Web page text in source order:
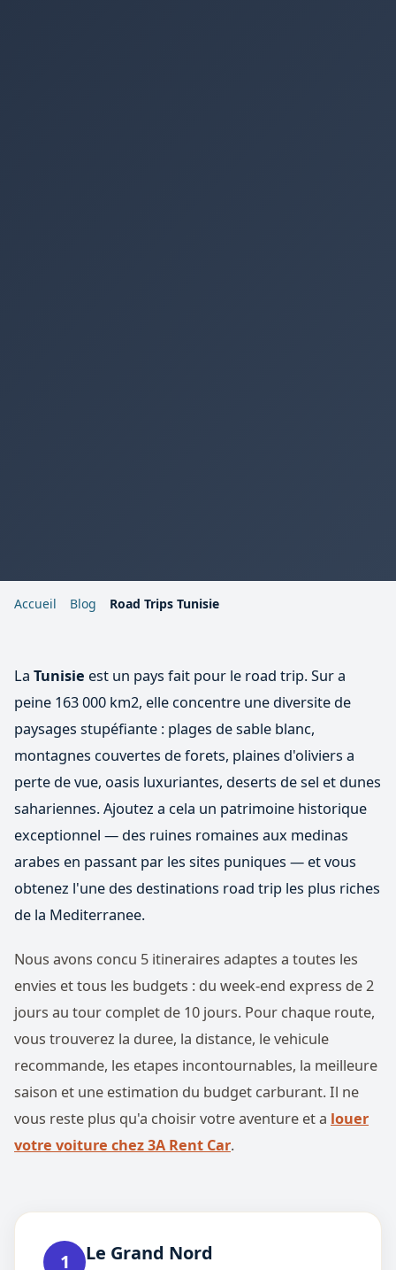
Accueil Blog Road Trips Tunisie
La Tunisie est un pays fait pour le road trip. Sur a
peine 163 000 km2, elle concentre une diversite de
paysages stupéfiante : plages de sable blanc,
montagnes couvertes de forets, plaines d'oliviers a
perte de vue, oasis luxuriantes, deserts de sel et dunes
sahariennes. Ajoutez a cela un patrimoine historique
exceptionnel — des ruines romaines aux medinas
arabes en passant par les sites puniques — et vous
obtenez l'une des destinations road trip les plus riches
de la Mediterranee.
Nous avons concu 5 itineraires adaptes a toutes les
envies et tous les budgets : du week-end express de 2
jours au tour complet de 10 jours. Pour chaque route,
vous trouverez la duree, la distance, le vehicule
recommande, les etapes incontournables, la meilleure
saison et une estimation du budget carburant. Il ne
vous reste plus qu'a choisir votre aventure et a louer
votre voiture chez 3A Rent Car.
1 Le Grand Nord